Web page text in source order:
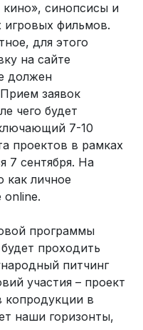
синопсисы и
фильмов.
для этого
на сайте
должен
заявок
чего будет
7-10
проектов в рамках
7 сентября. На
как личное
online.
программы
проходить
питчинг
участия – проект
копродукции в
наши горизонты,